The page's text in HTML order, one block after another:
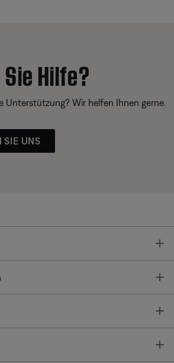
Hilfe?
Unterstützung? Wir helfen Ihnen gerne.
SIE UNS